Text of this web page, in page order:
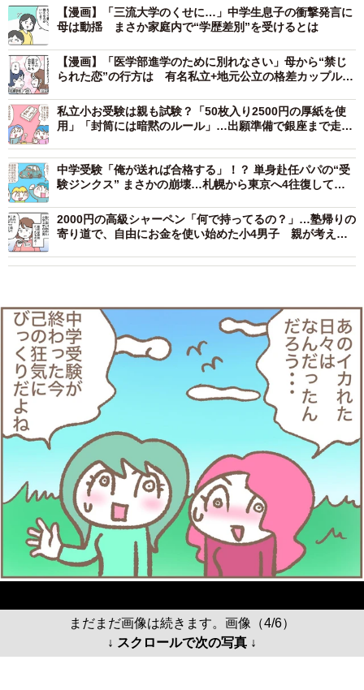
【漫画】「三流大学のくせに…」中学生息子の衝撃発言に
母は動揺 まさか家庭内で“学歴差別”を受けるとは
【漫画】「医学部進学のために別れなさい」母から“禁じ
られた恋”の行方は 有名私立+地元公立の格差カップル…
私立小お受験は親も試験？「50枚入り2500円の厚紙を使
用」「封筒には暗黙のルール」…出願準備で銀座まで走ら
中学受験「俺が送れば合格する」！？ 単身赴任パパの“受
験ジンクス” まさかの崩壊…札幌から東京へ4往復して気
2000円の高級シャーペン「何で持ってるの？」…塾帰りの
寄り道で、自由にお金を使い始めた小4男子 親が考え
まだまだ画像は続きます。画像（4/6）
↓ スクロールで次の写真 ↓